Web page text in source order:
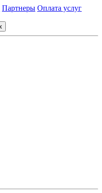
Партнеры Оплата услуг